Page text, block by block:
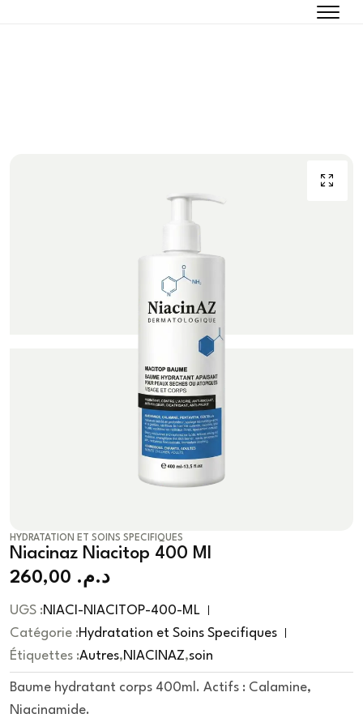
HYDRATATION ET SOINS SPECIFIQUES
Niacinaz Niacitop 400 Ml
د.م.
UGS :NIACI-NIACITOP-400-ML
Catégorie :Hydratation et Soins Specifiques
Étiquettes :Autres,NIACINAZ,soin
Baume hydratant corps 400ml. Actifs : Calamine,
Niacinamide.